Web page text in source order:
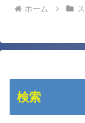
ホーム
検索